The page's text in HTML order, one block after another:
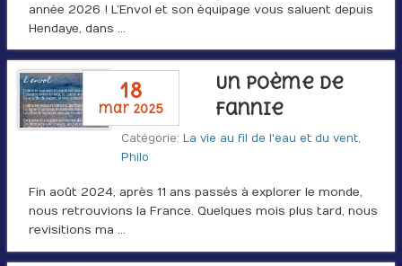
année 2026 ! L’Envol et son équipage vous saluent depuis
Hendaye, dans …
18
mar 2025
Un poème de
Fannie
Catégorie: La vie au fil de l'eau et du vent,
Philo
Fin août 2024, après 11 ans passés à explorer le monde,
nous retrouvions la France. Quelques mois plus tard, nous
revisitions ma …